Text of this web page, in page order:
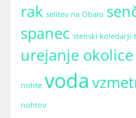
rak selitev na Obalo
spanec stenski koledarji
urejanje okolice
nohte voda
nohtov